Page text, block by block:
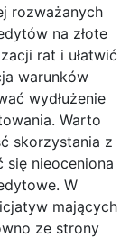
rozważanych
na złote
rat i ułatwić
warunków
wydłużenie
Warto
skorzystania z
nieoceniona
W
mających
ze strony